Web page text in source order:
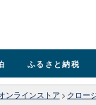
ふるさと納税
ンラインストア > クロー